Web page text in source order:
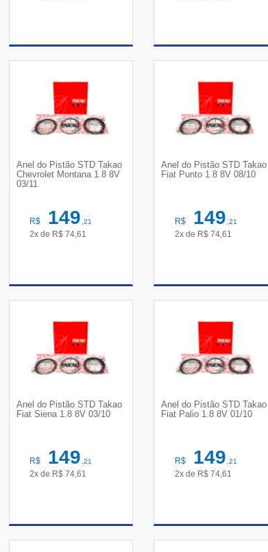
Anel do Pistão STD Takao
Chevrolet Montana 1.8 8V
03/11
R$ 149,21
2x de R$ 74,61
Anel do Pistão STD Takao
Fiat Punto 1.8 8V 08/10
R$ 149,21
2x de R$ 74,61
Anel do Pistão STD Takao
Fiat Siena 1.8 8V 03/10
R$ 149,21
2x de R$ 74,61
Anel do Pistão STD Takao
Fiat Palio 1.8 8V 01/10
R$ 149,21
2x de R$ 74,61